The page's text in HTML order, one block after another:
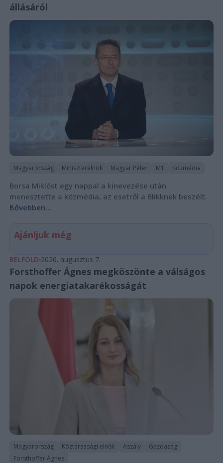
állásáról
Magyarország Miniszterelnök Magyar Péter M1 Közmédia
Borsa Miklóst egy nappal a kinevezése után
menesztette a közmédia, az esetről a Blikknek beszélt.
Bővebben...
Ajánljuk még
BELFÖLD 2026. augusztus 7.
Forsthoffer Ágnes megköszönte a válságos
napok energiatakarékosságát
Magyarország Köztársasági elnök Aszály
Gazdaság
Forsthoffer Ágnes